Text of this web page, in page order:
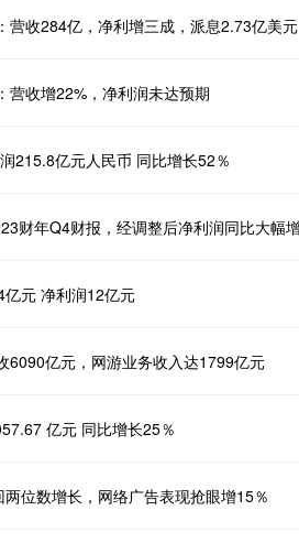
营收284亿，净利增三成，派息2.73亿美元
营收增22%，净利润未达预期
215.8亿元人民币 同比增长52％
元 净利润12亿元
6090亿元，网游业务收入达1799亿元
亿元 同比增长25％
位数增长，网络广告表现抢眼增15％